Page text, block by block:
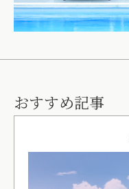
おすすめ記事